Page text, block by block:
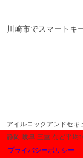
川崎市でスマートキ
アイルロックアンドセ
静岡 岐阜 三重 など平均
プライバシーポリシー